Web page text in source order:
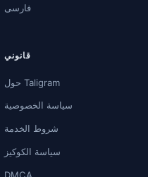
فارسی
قانوني
حول Taligram
سياسة الخصوصية
شروط الخدمة
سياسة الكوكيز